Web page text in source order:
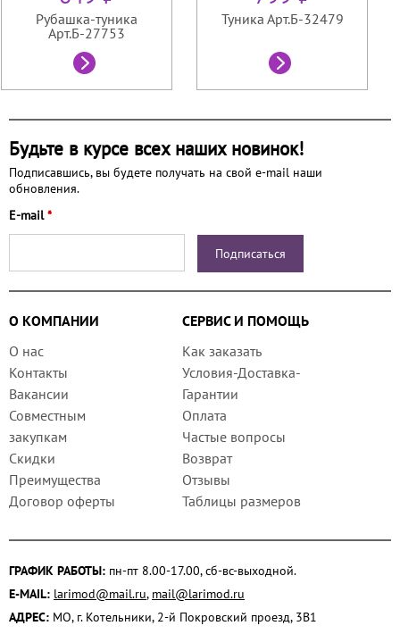
Рубашка-туника
Арт.Б-27753
Туника Арт.Б-32479
Будьте в курсе всех наших новинок!
Подписавшись, вы будете получать на свой e-mail наши
обновления.
E-mail*
О КОМПАНИИ
СЕРВИС И ПОМОЩЬ
О нас
Контакты
Вакансии
Совместным
закупкам
Скидки
Преимущества
Договор оферты
Как заказать
Условия-Доставка-
Гарантии
Оплата
Частые вопросы
Возврат
Отзывы
Таблицы размеров
ГРАФИК РАБОТЫ: пн-пт 8.00-17.00, сб-вс-выходной.
E-MAIL: larimod@mail.ru, mail@larimod.ru
АДРЕС: МО, г. Котельники, 2-й Покровский проезд, 3В1